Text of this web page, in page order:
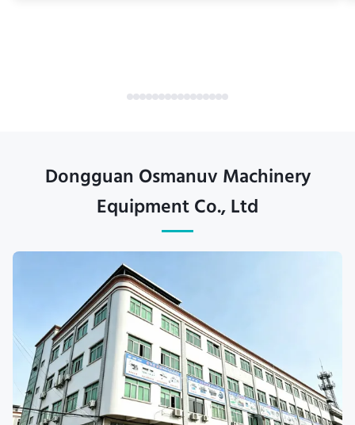
Dongguan Osmanuv Machinery
Equipment Co., Ltd